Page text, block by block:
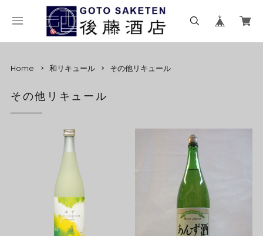
Home 和リキュール その他リキュール
その他リキュール